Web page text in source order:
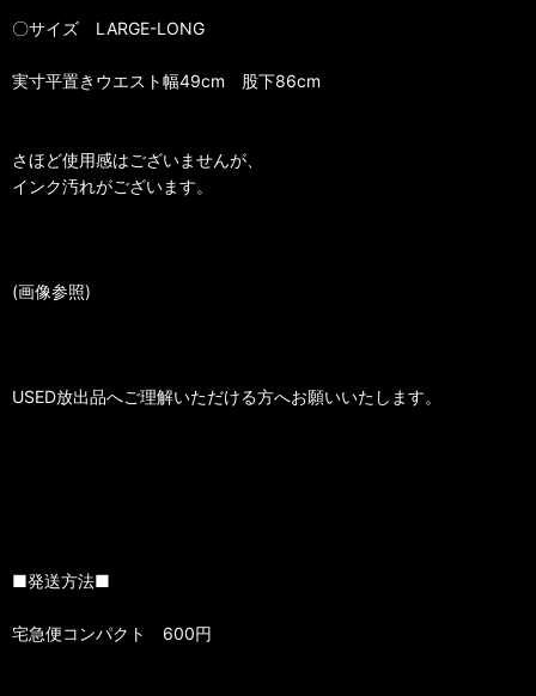
〇サイズ LARGE-LONG
実寸平置きウエスト幅49cm 股下86cm
さほど使用感はございませんが、
インク汚れがございます。
(画像参照)
USED放出品へご理解いただける方へお願いいたします。
■発送方法■
宅急便コンパクト 600円